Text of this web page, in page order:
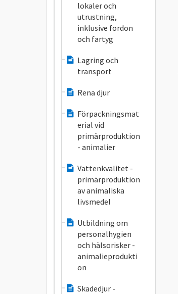
lokaler och
utrustning,
inklusive fordon
och fartyg
Lagring och
transport
Rena djur
Förpackningsmat
erial vid
primärproduktion
- animalier
Vattenkvalitet -
primärproduktion
av animaliska
livsmedel
Utbildning om
personalhygien
och hälsorisker -
animalieprodukti
on
Skadedjur -